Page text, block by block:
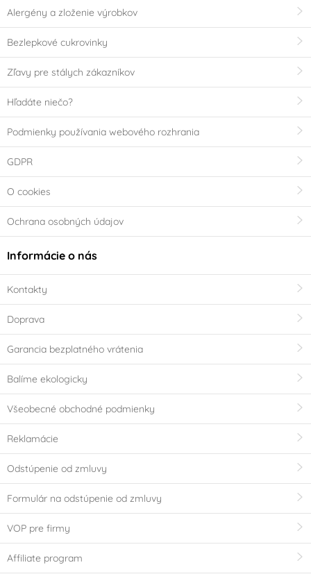
Alergény a zloženie výrobkov
Bezlepkové cukrovinky
Zľavy pre stálych zákazníkov
Hľadáte niečo?
Podmienky používania webového rozhrania
GDPR
O cookies
Ochrana osobných údajov
Informácie o nás
Kontakty
Doprava
Garancia bezplatného vrátenia
Balíme ekologicky
Všeobecné obchodné podmienky
Reklamácie
Odstúpenie od zmluvy
Formulár na odstúpenie od zmluvy
VOP pre firmy
Affiliate program